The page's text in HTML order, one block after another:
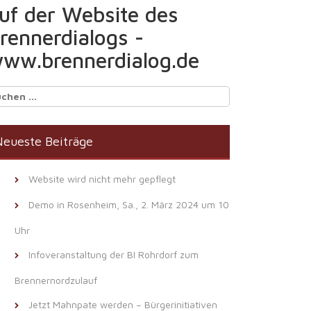
der Website des
-
Beiträge
Website wird nicht mehr gepflegt
Demo in Rosenheim, Sa., 2. März 2024 um 10
Uhr
Infoveranstaltung der BI Rohrdorf zum
Brennernordzulauf
Jetzt Mahnpate werden – Bürgerinitiativen